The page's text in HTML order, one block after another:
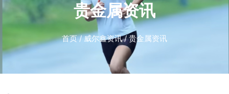
贵金属资讯
首页/威尔鑫资讯/贵金属资讯